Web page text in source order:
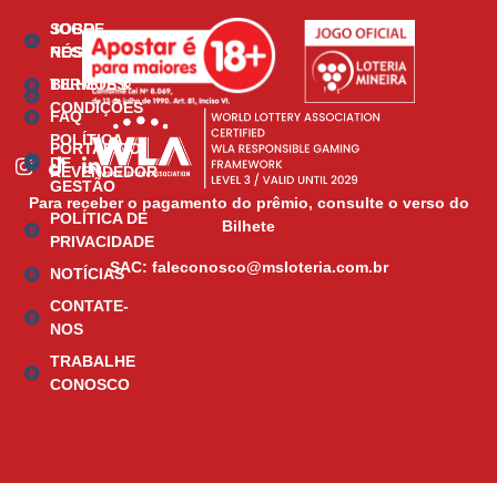
SOBRE
NÓS
BILHETES
FAQ
PORTAL DO
REVENDEDOR
JOGO
RESPONSÁVEL
TERMOS &
CONDIÇÕES
POLÍTICA
DE
GESTÃO
POLÍTICA DE
PRIVACIDADE
NOTÍCIAS
CONTATE-
NOS
TRABALHE
CONOSCO
Para receber o pagamento do prêmio, consulte o verso do
Bilhete
SAC: faleconosco@msloteria.com.br